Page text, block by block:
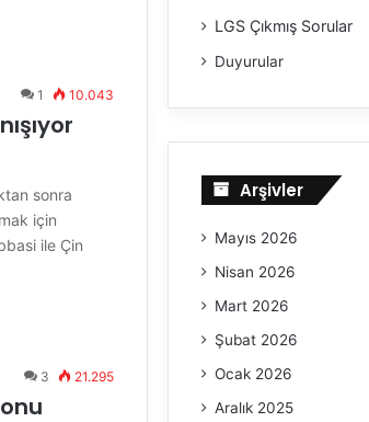
1 10.043
sonra
için
ile Çin
3 21.295
LGS Çıkmış Sorular
Duyurular
Arşivler
Mayıs 2026
Nisan 2026
Mart 2026
Şubat 2026
Ocak 2026
Aralık 2025